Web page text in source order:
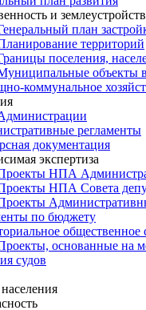
и
план
территорий
поселения,
объекты в
коммунальное
регламенты
документация
экспертиза
НПА
НПА Совета
по бюджету
общественное
основанные на
судов